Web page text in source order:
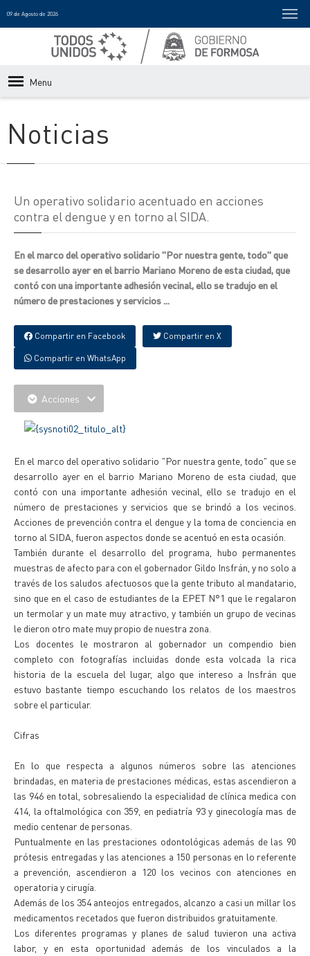
09 de Agosto de 2026
Menu
Noticias
Un operativo solidario acentuado en acciones
contra el dengue y en torno al SIDA.
En el marco del operativo solidario "Por nuestra gente, todo" que
se desarrollo ayer en el barrio Mariano Moreno de esta ciudad, que
contó con una importante adhesión vecinal, ello se tradujo en el
número de prestaciones y servicios ...
Compartir en Facebook Compartir en X
Compartir en WhatsApp
Acciones
En el marco del operativo solidario "Por nuestra gente, todo" que se
desarrollo ayer en el barrio Mariano Moreno de esta ciudad, que
contó con una importante adhesión vecinal, ello se tradujo en el
número de prestaciones y servicios que se brindó a los vecinos.
Acciones de prevención contra el dengue y la toma de conciencia en
torno al SIDA, fueron aspectos donde se acentuó en esta ocasión.
También durante el desarrollo del programa, hubo permanentes
muestras de afecto para con el gobernador Gildo Insfrán, y no solo a
través de los saludos afectuosos que la gente tributo al mandatario,
sino que en el caso de estudiantes de la EPET N°1 que le regalaron
un termolar y un mate muy atractivo, y también un grupo de vecinas
le dieron otro mate muy propio de nuestra zona.
Los docentes le mostraron al gobernador un compendio bien
completo con fotografías incluidas donde esta volcada la rica
historia de la escuela del lugar, algo que intereso a Insfrán que
estuvo bastante tiempo escuchando los relatos de los maestros
sobre el particular.
Cifras
En lo que respecta a algunos números sobre las atenciones
brindadas, en materia de prestaciones médicas, estas ascendieron a
las 946 en total, sobresaliendo la especialidad de clínica medica con
414, la oftalmológica con 359, en pediatría 93 y ginecología mas de
medio centenar de personas.
Puntualmente en las prestaciones odontológicas además de las 90
prótesis entregadas y las atenciones a 150 personas en lo referente
a prevención, ascendieron a 120 los vecinos con atenciones en
operatoria y cirugía.
Además de los 354 anteojos entregados, alcanzo a casi un millar los
medicamentos recetados que fueron distribuidos gratuitamente.
Los diferentes programas y planes de salud tuvieron una activa
labor, y en esta oportunidad además de los vinculados a la